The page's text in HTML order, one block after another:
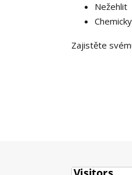
Nežehlit
Zajistěte